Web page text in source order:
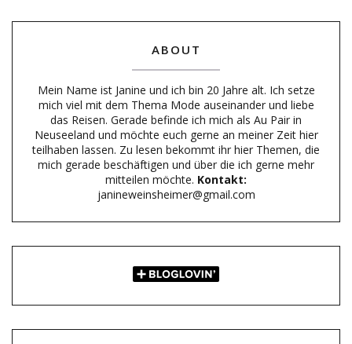
ABOUT
Mein Name ist Janine und ich bin 20 Jahre alt. Ich setze
mich viel mit dem Thema Mode auseinander und liebe
das Reisen. Gerade befinde ich mich als Au Pair in
Neuseeland und möchte euch gerne an meiner Zeit hier
teilhaben lassen. Zu lesen bekommt ihr hier Themen, die
mich gerade beschäftigen und über die ich gerne mehr
mitteilen möchte. Kontakt:
janineweinsheimer@gmail.com